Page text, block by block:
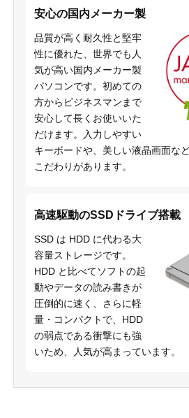
安心の国内メーカー製
品質が高く耐久性と堅牢
性に優れた、世界でも人
気が高い国内メーカー製
パソコンです。初めての
方からビジネスマンまで
安心して長くお使いいた
だけます。入力しやすい
キーボードや、美しい液晶画面な
こだわりがあります。
高速駆動のSSDドライブ搭載
SSD は HDD に代わる大
容量ストレージです。
HDD と比べてソフトの起
動やデータの読み書きが
圧倒的に速く、さらに軽
量・コンパクトで、HDD
の弱点である衝撃にも強
いため、人気が高まっています。